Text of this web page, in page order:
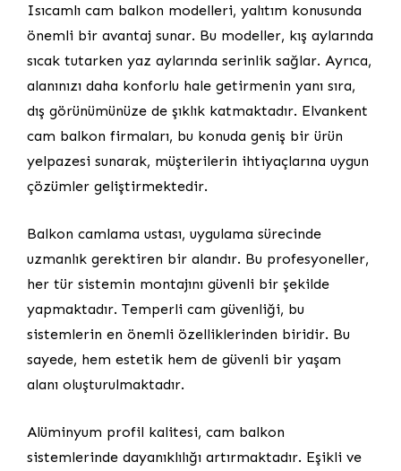
Isıcamlı cam balkon modelleri, yalıtım konusunda
önemli bir avantaj sunar. Bu modeller, kış aylarında
sıcak tutarken yaz aylarında serinlik sağlar. Ayrıca,
alanınızı daha konforlu hale getirmenin yanı sıra,
dış görünümünüze de şıklık katmaktadır. Elvankent
cam balkon firmaları, bu konuda geniş bir ürün
yelpazesi sunarak, müşterilerin ihtiyaçlarına uygun
çözümler geliştirmektedir.
Balkon camlama ustası, uygulama sürecinde
uzmanlık gerektiren bir alandır. Bu profesyoneller,
her tür sistemin montajını güvenli bir şekilde
yapmaktadır. Temperli cam güvenliği, bu
sistemlerin en önemli özelliklerinden biridir. Bu
sayede, hem estetik hem de güvenli bir yaşam
alanı oluşturulmaktadır.
Alüminyum profil kalitesi, cam balkon
sistemlerinde dayanıklılığı artırmaktadır. Eşikli ve